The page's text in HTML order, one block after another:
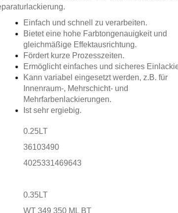
Einfach und schnell zu verarbeiten.
Bietet eine hohe Farbtongenauigkeit und
gleichmäßige Effektausrichtung.
Fördert kurze Prozesszeiten.
Ermöglicht einfaches und sicheres
Kann variabel eingesetzt werden, z.B. für
Innenraum-, Mehrschicht- und
Mehrfarbenlackierungen.
Ist sehr ergiebig.
0.25LT
36103490
4025331469643
0.35LT
WT 349 350 ML BT